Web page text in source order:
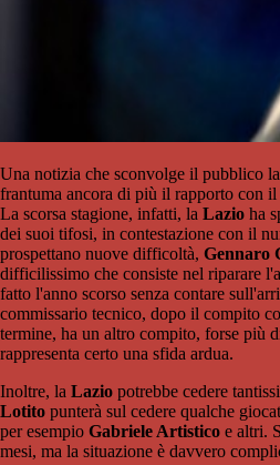
Una notizia che sconvolge il pubblico
frantuma ancora di più il rapporto con il
La scorsa stagione, infatti, la Lazio ha
dei suoi tifosi, in contestazione con il
prospettano nuove difficoltà, Gennaro
difficilissimo che consiste nel riparare
fatto l'anno scorso senza contare
commissario tecnico, dopo il compito
termine, ha un altro compito, forse più
rappresenta certo una sfida ardua.
Inoltre, la Lazio potrebbe cedere
Lotito punterà sul cedere qualche
per esempio Gabriele Artistico e altri.
mesi, ma la situazione è davvero